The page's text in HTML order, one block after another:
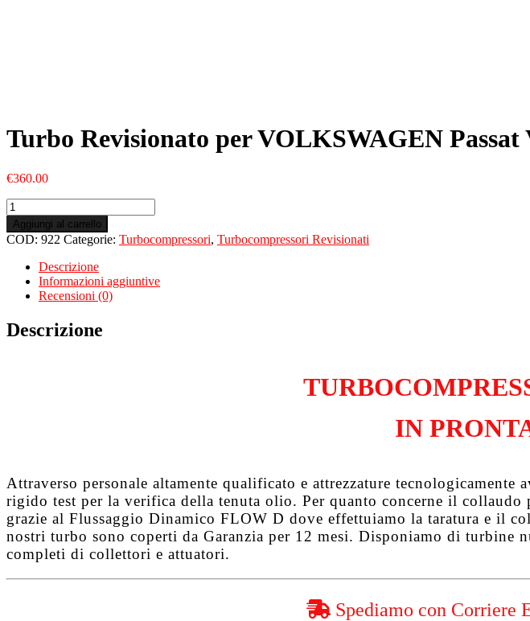
Turbo Revisionato per VOLKSWAGEN
€360.00
Turbo
Revisionato
per
VOLKSWAGEN
Passat
CAYC
quantità
Aggiungi al carrello
COD: 922 Categorie: Turbocompressori, Turbocompressori Revisionati
Descrizione
Informazioni aggiuntive
Recensioni (0)
Descrizione
IN
Attraverso personale altamente qualificato e attrezzature
rigido test per la verifica della tenuta olio. Per quanto concerne il
grazie al Flussaggio Dinamico FLOW D dove effettuiamo la taratura e il
nostri turbo sono coperti da Garanzia per 12 mesi. Disponiamo di turbine
completi di collettori e attuatori.
Spediamo con Corriere